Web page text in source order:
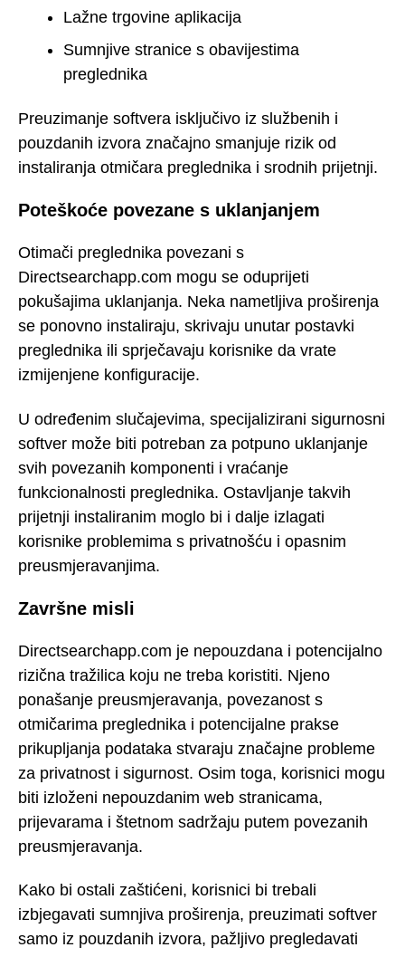
Lažne trgovine aplikacija
Sumnjive stranice s obavijestima
preglednika
Preuzimanje softvera isključivo iz službenih i
pouzdanih izvora značajno smanjuje rizik od
instaliranja otmičara preglednika i srodnih prijetnji.
Poteškoće povezane s uklanjanjem
Otimači preglednika povezani s
Directsearchapp.com mogu se oduprijeti
pokušajima uklanjanja. Neka nametljiva proširenja
se ponovno instaliraju, skrivaju unutar postavki
preglednika ili sprječavaju korisnike da vrate
izmijenjene konfiguracije.
U određenim slučajevima, specijalizirani sigurnosni
softver može biti potreban za potpuno uklanjanje
svih povezanih komponenti i vraćanje
funkcionalnosti preglednika. Ostavljanje takvih
prijetnji instaliranim moglo bi i dalje izlagati
korisnike problemima s privatnošću i opasnim
preusmjeravanjima.
Završne misli
Directsearchapp.com je nepouzdana i potencijalno
rizična tražilica koju ne treba koristiti. Njeno
ponašanje preusmjeravanja, povezanost s
otmičarima preglednika i potencijalne prakse
prikupljanja podataka stvaraju značajne probleme
za privatnost i sigurnost. Osim toga, korisnici mogu
biti izloženi nepouzdanim web stranicama,
prijevarama i štetnom sadržaju putem povezanih
preusmjeravanja.
Kako bi ostali zaštićeni, korisnici bi trebali
izbjegavati sumnjiva proširenja, preuzimati softver
samo iz pouzdanih izvora, pažljivo pregledavati